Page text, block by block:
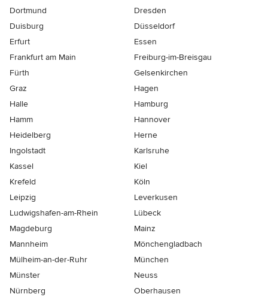
Dortmund
Dresden
Duisburg
Düsseldorf
Erfurt
Essen
Frankfurt am Main
Freiburg-im-Breisgau
Fürth
Gelsenkirchen
Graz
Hagen
Halle
Hamburg
Hamm
Hannover
Heidelberg
Herne
Ingolstadt
Karlsruhe
Kassel
Kiel
Krefeld
Köln
Leipzig
Leverkusen
Ludwigshafen-am-Rhein
Lübeck
Magdeburg
Mainz
Mannheim
Mönchen­gladbach
Mülheim-an-der-Ruhr
München
Münster
Neuss
Nürnberg
Oberhausen